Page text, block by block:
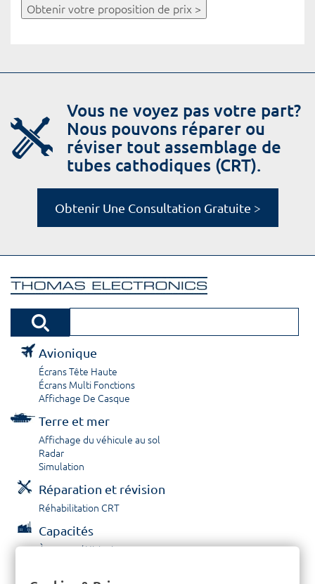
Obtenir votre proposition de prix >
Vous ne voyez pas votre part?
Nous pouvons réparer ou
réviser tout assemblage de
tubes cathodiques (CRT).
Obtenir Une Consultation Gratuite >
Avionique
Écrans Tête Haute
Écrans Multi Fonctions
Affichage De Casque
Terre et mer
Affichage du véhicule au sol
Radar
Simulation
Réparation et révision
Réhabilitation CRT
Capacités
À propos / Historique